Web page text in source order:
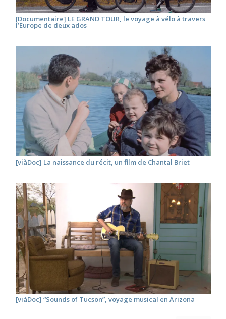
[Documentaire] LE GRAND TOUR, le voyage à vélo à travers
l’Europe de deux ados
[viàDoc] La naissance du récit, un film de Chantal Briet
[viàDoc] “Sounds of Tucson”, voyage musical en Arizona